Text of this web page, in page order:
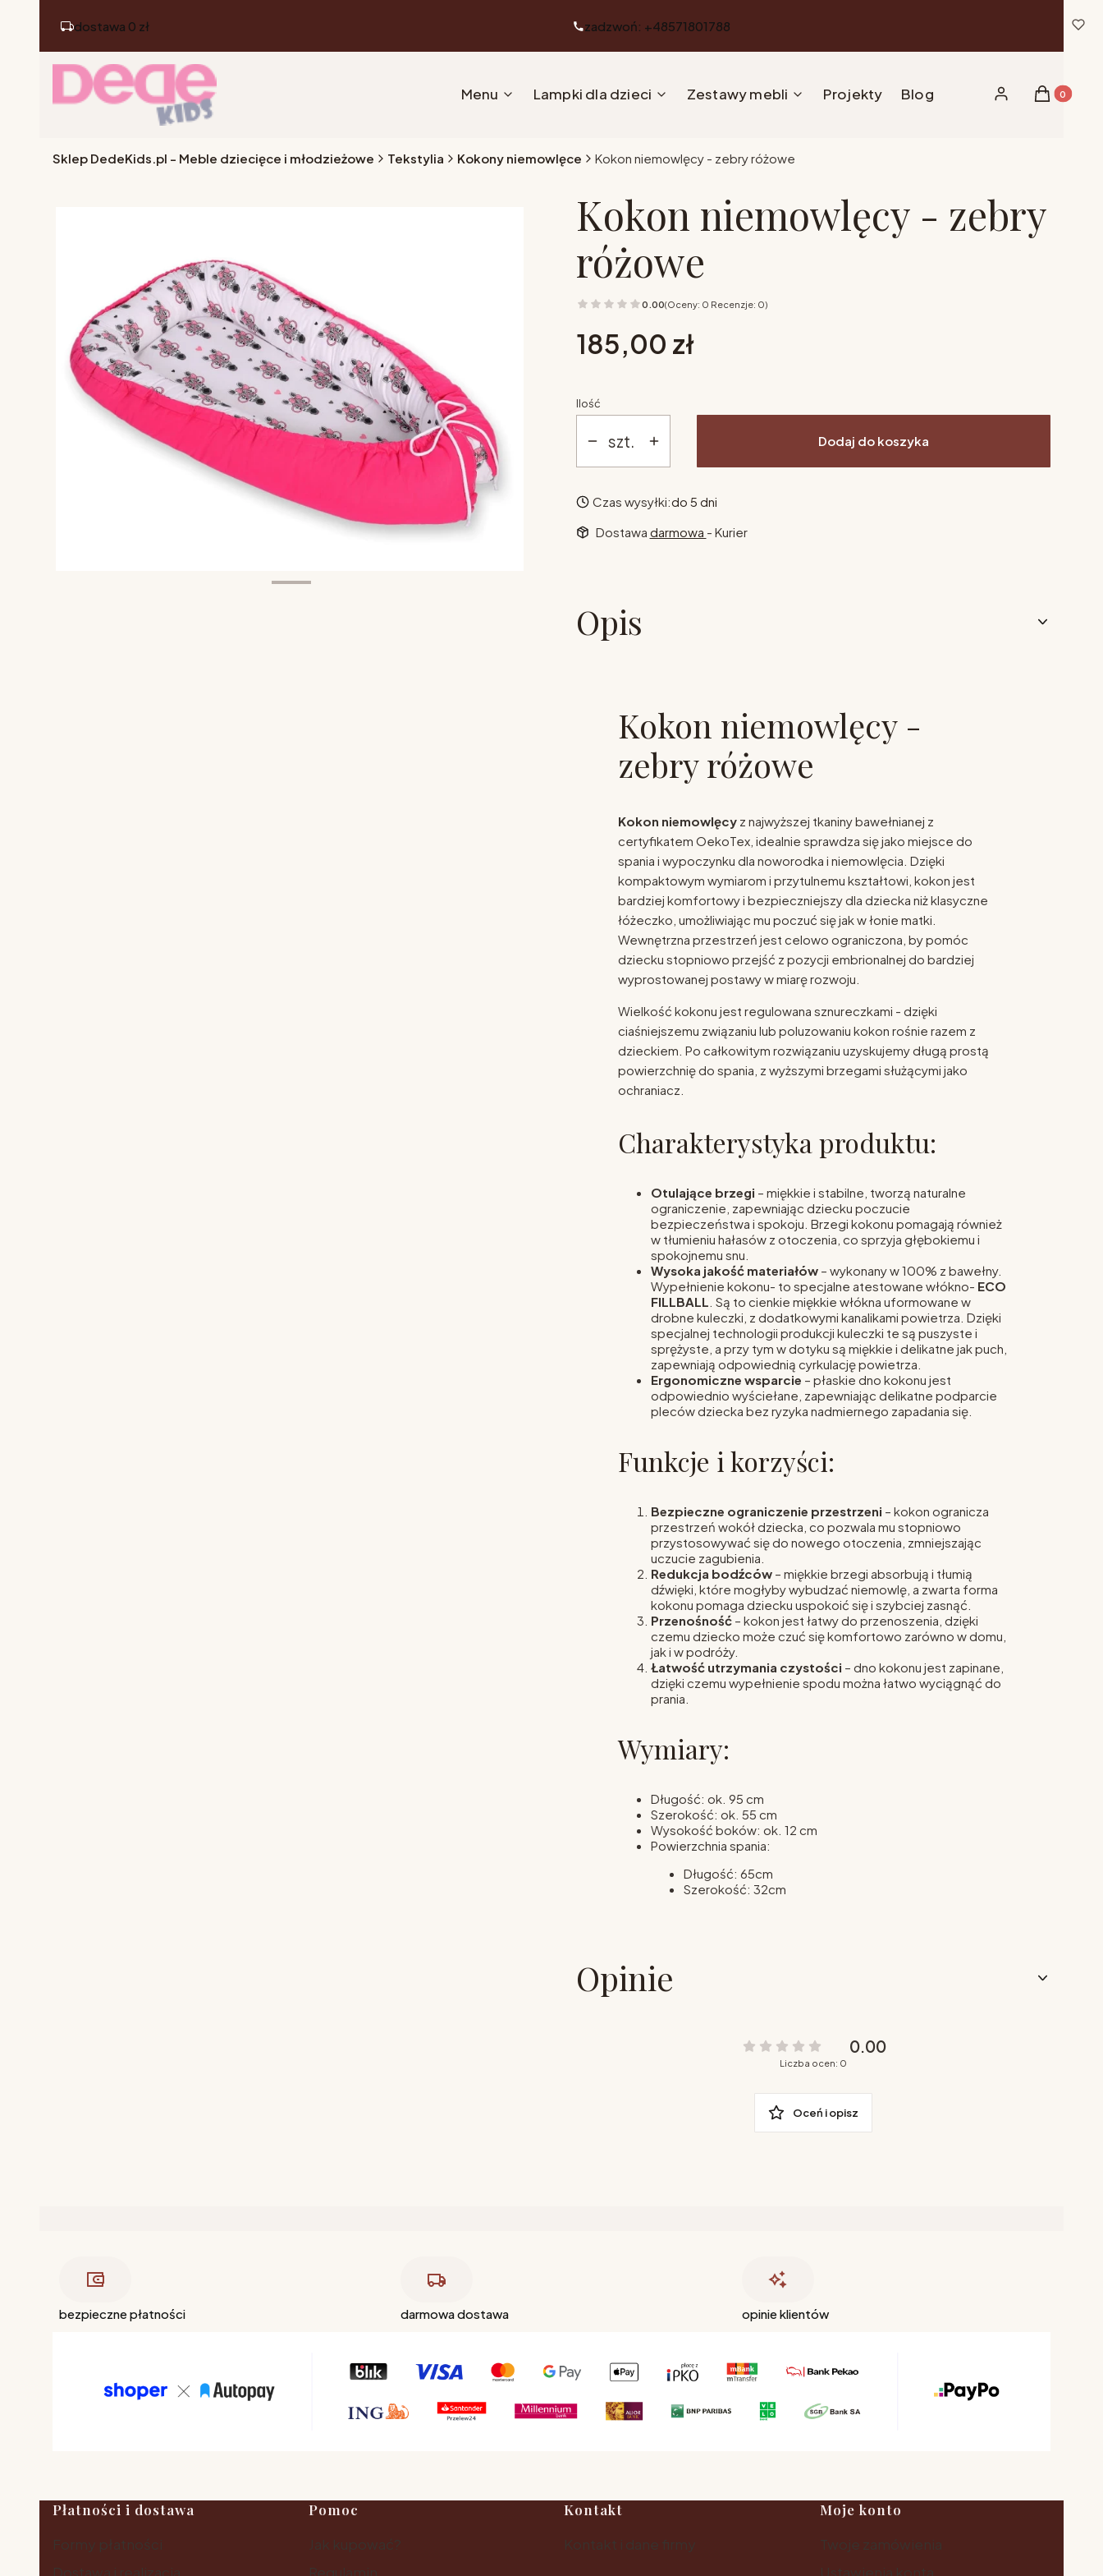
dostawa 0 zł zadzwoń: +48571801788
Menu Lampki dla dzieci Zestawy mebli Projekty Blog Zaloguj sięProdukty
Koszyk
Sklep DedeKids.pl - Meble dziecięce i młodzieżowe Tekstylia Kokony niemowlęce Kokon niemowlęcy - zebry różowe
Kokon niemowlęcy - zebry
różowe
0.00(Oceny: 0 Recenzje: 0)
Cena
185,00 zł
Ilość
szt. Dodaj do koszyka
Czas wysyłki:do 5 dni
Dostawa darmowa - Kurier
Opis
Kokon niemowlęcy -
zebry różowe
Kokon niemowlęcyz najwyższej tkaniny bawełnianej z
certyfikatem OekoTex, idealnie sprawdza się jako miejsce do
spania i wypoczynku dla noworodka i niemowlęcia. Dzięki
kompaktowym wymiarom i przytulnemu kształtowi, kokon jest
bardziej komfortowy i bezpieczniejszy dla dziecka niż klasyczne
łóżeczko, umożliwiając mu poczuć się jak w łonie matki.
Wewnętrzna przestrzeń jest celowo ograniczona, by pomóc
dziecku stopniowo przejść z pozycji embrionalnej do bardziej
wyprostowanej postawy w miarę rozwoju.
Wielkość kokonu jest regulowana sznureczkami - dzięki
ciaśniejszemu związaniu lub poluzowaniu kokon rośnie razem z
dzieckiem. Po całkowitym rozwiązaniu uzyskujemy długą prostą
powierzchnię do spania, z wyższymi brzegami służącymi jako
ochraniacz.
Charakterystyka produktu:
Otulające brzegi – miękkie i stabilne, tworzą naturalne
ograniczenie, zapewniając dziecku poczucie
bezpieczeństwa i spokoju. Brzegi kokonu pomagają również
w tłumieniu hałasów z otoczenia, co sprzyja głębokiemu i
spokojnemu snu.
Wysoka jakość materiałów– wykonany w 100% z bawełny.
Wypełnienie kokonu- to specjalne atestowane włókno- ECO
FILLBALL . Są to cienkie miękkie włókna uformowane w
drobne kuleczki, z dodatkowymi kanalikami powietrza. Dzięki
specjalnej technologii produkcji kuleczki te są puszyste i
sprężyste, a przy tym w dotyku są miękkie i delikatne jak puch,
zapewniają odpowiednią cyrkulację powietrza.
Ergonomiczne wsparcie – płaskie dno kokonu jest
odpowiednio wyściełane, zapewniając delikatne podparcie
pleców dziecka bez ryzyka nadmiernego zapadania się.
Funkcje i korzyści:
Bezpieczne ograniczenie przestrzeni – kokon ogranicza
przestrzeń wokół dziecka, co pozwala mu stopniowo
przystosowywać się do nowego otoczenia, zmniejszając
uczucie zagubienia.
Redukcja bodźców– miękkie brzegi absorbują i tłumią
dźwięki, które mogłyby wybudzać niemowlę, a zwarta forma
kokonu pomaga dziecku uspokoić się i szybciej zasnąć.
Przenośność– kokon jest łatwy do przenoszenia, dzięki
czemu dziecko może czuć się komfortowo zarówno w domu,
jak i w podróży.
Łatwość utrzymania czystości – dno kokonu jest zapinane,
dzięki czemu wypełnienie spodu można łatwo wyciągnąć do
prania.
Wymiary:
Długość: ok. 95 cm
Szerokość: ok. 55 cm
Wysokość boków: ok. 12 cm
Powierzchnia spania:
Długość: 65cm
Szerokość: 32cm
Opinie
0.00
Liczba ocen: 0
Oceń i opisz
bezpieczne płatności darmowa dostawa opinie klientów
Linki w stopce
Płatności i dostawa
Pomoc
Kontakt
Moje konto